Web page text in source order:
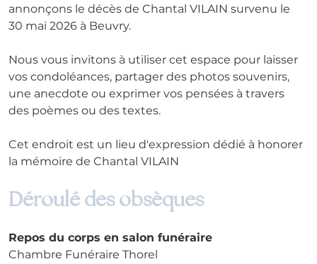
annonçons le décès de Chantal VILAIN survenu le
30 mai 2026 à Beuvry.
Nous vous invitons à utiliser cet espace pour laisser
vos condoléances, partager des photos souvenirs,
une anecdote ou exprimer vos pensées à travers
des poèmes ou des textes.
Cet endroit est un lieu d'expression dédié à honorer
la mémoire de Chantal VILAIN
Déroulé des obsèques
Repos du corps en salon funéraire
Chambre Funéraire Thorel